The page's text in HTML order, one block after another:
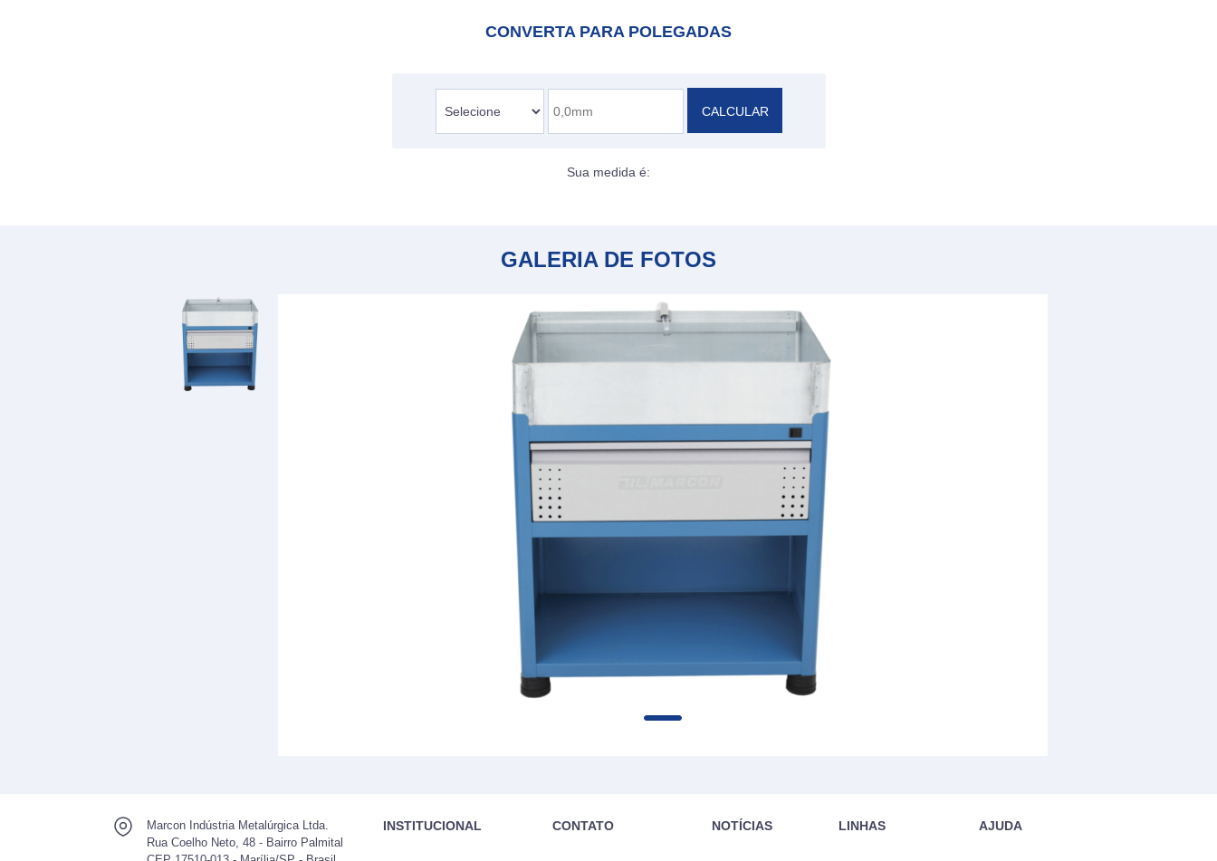
CONVERTA PARA POLEGADAS
CALCULAR
Sua medida é:
GALERIA DE FOTOS
Marcon Indústria Metalúrgica Ltda.
Rua Coelho Neto, 48 - Bairro Palmital
INSTITUCIONAL CONTATO NOTÍCIAS LINHAS AJUDA